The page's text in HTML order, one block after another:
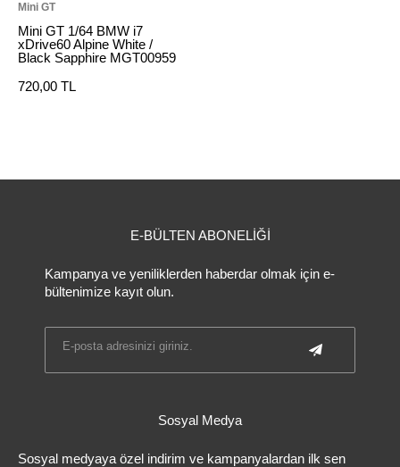
Mini GT
Mini GT 1/64 BMW i7
xDrive60 Alpine White /
Black Sapphire MGT00959
720,00 TL
E-BÜLTEN ABONELİĞİ
Kampanya ve yeniliklerden haberdar olmak için e-
bültenimize kayıt olun.
Sosyal Medya
Sosyal medyaya özel indirim ve kampanyalardan ilk sen